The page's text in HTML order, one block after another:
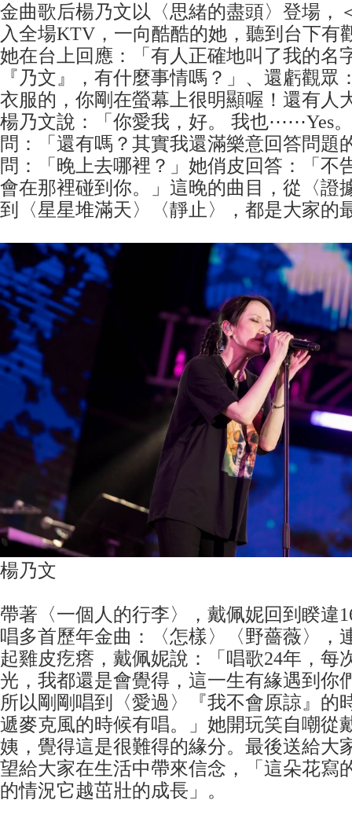
金曲歌后楊乃文以〈思緒的盡頭〉登場，
入全場KTV，一向酷酷的她，聽到台下有
她在台上回應：「有人正確地叫了我的名
『乃文』，有什麼事情嗎？」、還虧觀眾
衣服的，你剛在螢幕上很明顯喔！還有人
楊乃文說：「你愛我，好。 我也⋯⋯Yes
問：「還有嗎？其實我還滿樂意回答問題
問：「晚上去哪裡？」她俏皮回答：「不
會在那裡碰到你。」這晚的曲目，從〈證
到〈星星堆滿天〉〈靜止〉，都是大家的
楊乃文
帶著〈一個人的行李〉，戴佩妮回到睽違
唱多首歷年金曲：〈怎樣〉〈野薔薇〉，
起雞皮疙瘩，戴佩妮說：「唱歌24年，每
光，我都還是會覺得，這一生有緣遇到你
所以剛剛唱到〈愛過〉『我不會原諒』的
遞麥克風的時候有唱。」她開玩笑自嘲從
姨，覺得這是很難得的緣分。最後送給大
望給大家在生活中帶來信念，「這朵花寫
的情況它越茁壯的成長」。